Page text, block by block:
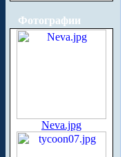
Фотографии
Neva.jpg